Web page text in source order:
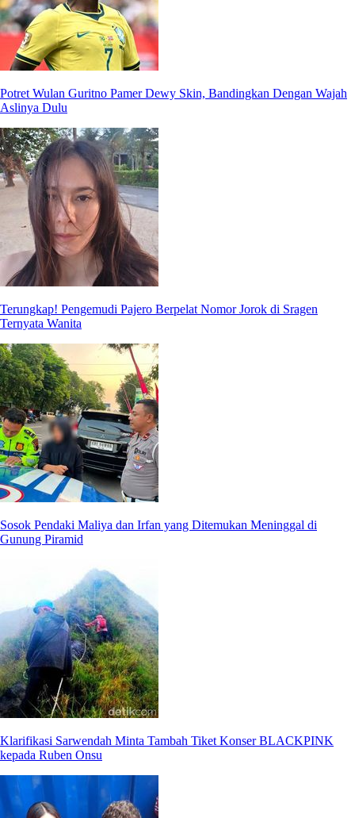
Potret Wulan Guritno Pamer Dewy Skin, Bandingkan Dengan Wajah
Aslinya Dulu
Terungkap! Pengemudi Pajero Berpelat Nomor Jorok di Sragen
Ternyata Wanita
Sosok Pendaki Maliya dan Irfan yang Ditemukan Meninggal di
Gunung Piramid
Klarifikasi Sarwendah Minta Tambah Tiket Konser BLACKPINK
kepada Ruben Onsu